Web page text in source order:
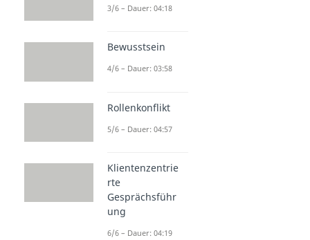
3/6 – Dauer: 04:18
Bewusstsein
4/6 – Dauer: 03:58
Rollenkonflikt
5/6 – Dauer: 04:57
Klientenzentrie
rte
Gesprächsführ
ung
6/6 – Dauer: 04:19